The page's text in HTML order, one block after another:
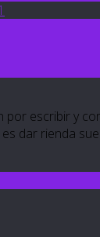
por escribir y
dar rienda